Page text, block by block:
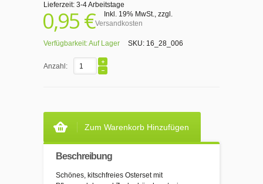
Lieferzeit: 3-4 Arbeitstage
0,95 € Inkl. 19% MwSt., zzgl.
Versandkosten
Verfügbarkeit:Auf Lager SKU: 16_28_006
Anzahl:
Zum Warenkorb Hinzufügen
Beschreibung
Schönes, kitschfreies Osterset mit